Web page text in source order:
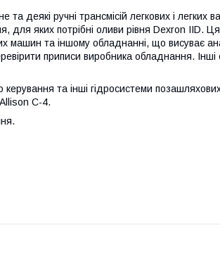
деякі ручні трансмісій легкових і легких
для яких потрібні оливи рівня Dexron IID.
машин та іншому обладнанні, що висуває
приписи виробника обладнання.
керування та інші гідросистеми
C-4.